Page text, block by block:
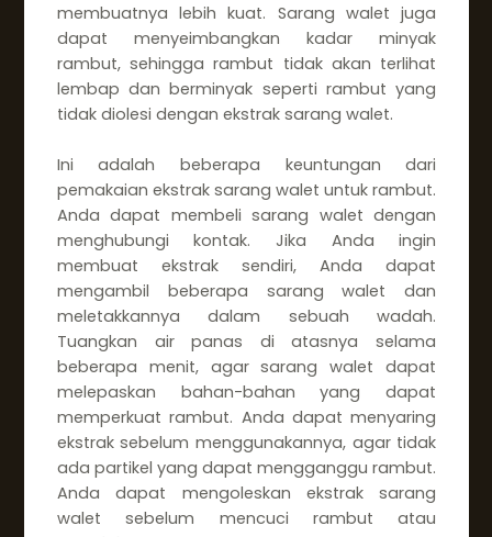
membuatnya lebih kuat. Sarang walet juga
dapat menyeimbangkan kadar minyak
rambut, sehingga rambut tidak akan terlihat
lembap dan berminyak seperti rambut yang
tidak diolesi dengan ekstrak sarang walet.
Ini adalah beberapa keuntungan dari
pemakaian ekstrak sarang walet untuk rambut.
Anda dapat membeli sarang walet dengan
menghubungi kontak. Jika Anda ingin
membuat ekstrak sendiri, Anda dapat
mengambil beberapa sarang walet dan
meletakkannya dalam sebuah wadah.
Tuangkan air panas di atasnya selama
beberapa menit, agar sarang walet dapat
melepaskan bahan-bahan yang dapat
memperkuat rambut. Anda dapat menyaring
ekstrak sebelum menggunakannya, agar tidak
ada partikel yang dapat mengganggu rambut.
Anda dapat mengoleskan ekstrak sarang
walet sebelum mencuci rambut atau